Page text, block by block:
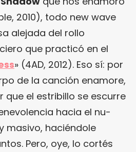
2010), todo new wave
alejada del rollo
que practicó en el
» (4AD, 2012). Eso sí: por
de la canción enamore,
que el estribillo se escurre
hacia el nu-
masivo, haciéndole
Pero, oye, lo cortés